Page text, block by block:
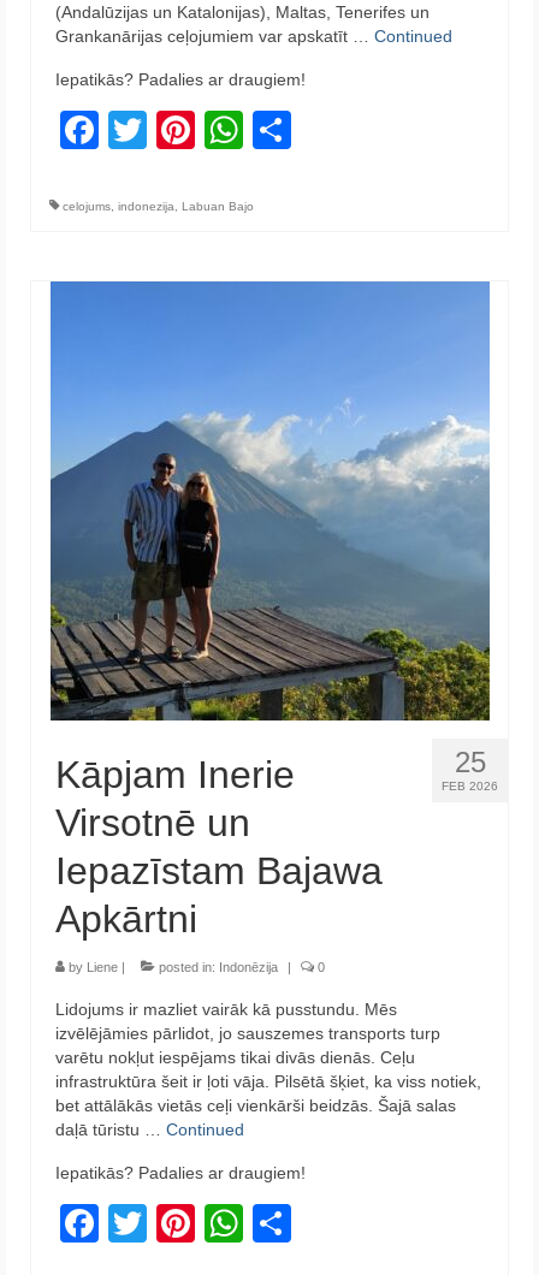
(Andalūzijas un Katalonijas), Maltas, Tenerifes un
Grankanārijas ceļojumiem var apskatīt … Continued
Iepatikās? Padalies ar draugiem!
Facebook
TwitterPinterest
WhatsApp
celojums indonezija Labuan Bajo
25
FEB 2026
Kāpjam Inerie
Virsotnē un
Iepazīstam Bajawa
Apkārtni
by Liene | posted in: Indonēzija | 0
Lidojums ir mazliet vairāk kā pusstundu. Mēs
izvēlējāmies pārlidot, jo sauszemes transports turp
varētu nokļut iespējams tikai divās dienās. Ceļu
infrastruktūra šeit ir ļoti vāja. Pilsētā šķiet, ka viss notiek,
bet attālākās vietās ceļi vienkārši beidzās. Šajā salas
daļā tūristu … Continued
Iepatikās? Padalies ar draugiem!
Facebook
TwitterPinterest
WhatsApp